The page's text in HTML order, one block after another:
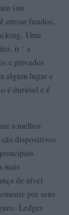
(ou
enviar fundos,
Uma
it ‘ s
e privados
algum lugar e
é durável e é
a melhor
dispositivos
mais
de nível
por seus
Ledger